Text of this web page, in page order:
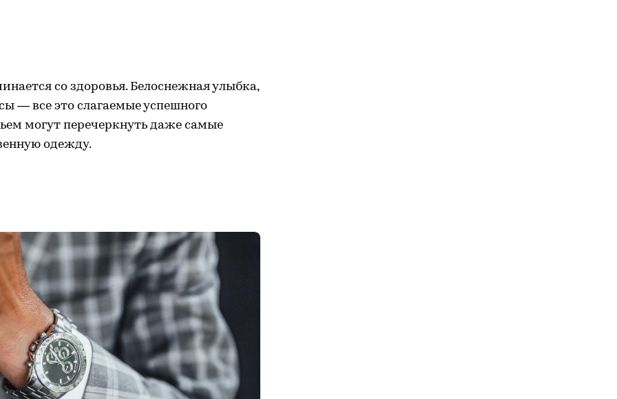
со здоровья. Белоснежная улыбка,
— все это слагаемые успешного
могут перечеркнуть даже самые
одежду.